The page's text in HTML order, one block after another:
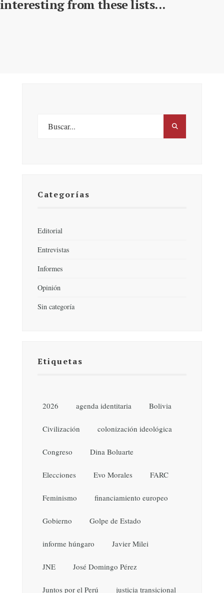
interesting from these lists...
Categorías
Editorial
Entrevistas
Informes
Opinión
Sin categoría
Etiquetas
2026 agenda identitaria Bolivia
Civilización colonización ideológica
Congreso Dina Boluarte
Elecciones Evo Morales FARC
Feminismo financiamiento europeo
Gobierno Golpe de Estado
informe húngaro Javier Milei
JNE José Domingo Pérez
Juntos por el Perú justicia transicional